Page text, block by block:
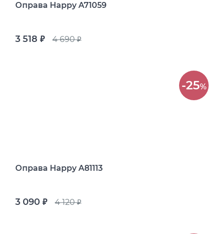
Оправа Happy A71059
3 518 руб. 4 690руб.
-25%
Оправа Happy A81113
3 090 руб. 4 120руб.